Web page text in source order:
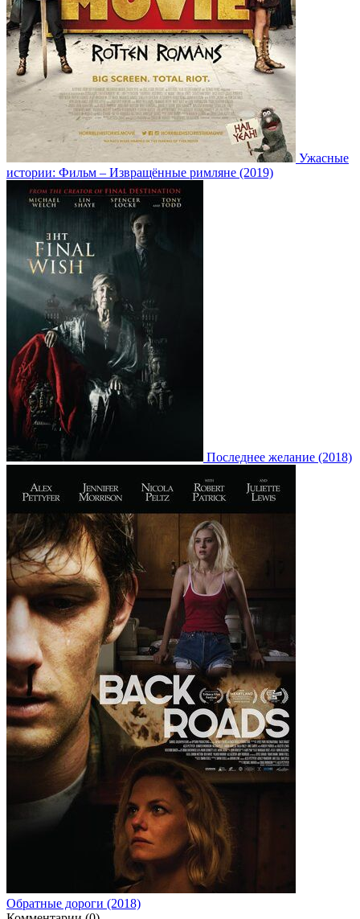
Ужасные
истории: Фильм – Извращённые римляне (2019)
Последнее желание (2018)
Обратные дороги (2018)